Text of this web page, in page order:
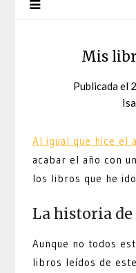
Mis
Publicada el
Al igual que hice el
acabar el año con
los libros que he
La historia
Aunque no todos
libros leídos de